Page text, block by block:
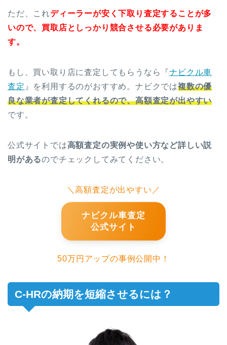
ただ、これディーラーが安く下取り査定することが多
いので、買取店としっかり競合させる必要がありま
す。
もし、買い取り店に査定してもらうなら『ナビクル車
査定 』を利用するのがおすすめ。ナビクでは複数の優
良な業者が査定してくれるので、高額査定が出やすい
です。
公式サイトでは高額査定の実例や使い方など詳しい説
明があるのでチェックしてみてください。
＼高額査定が出やすい／
ナビクル車査定
公式サイト
50万円アップの事例公開中！
C-HRの納期を短縮させるには？